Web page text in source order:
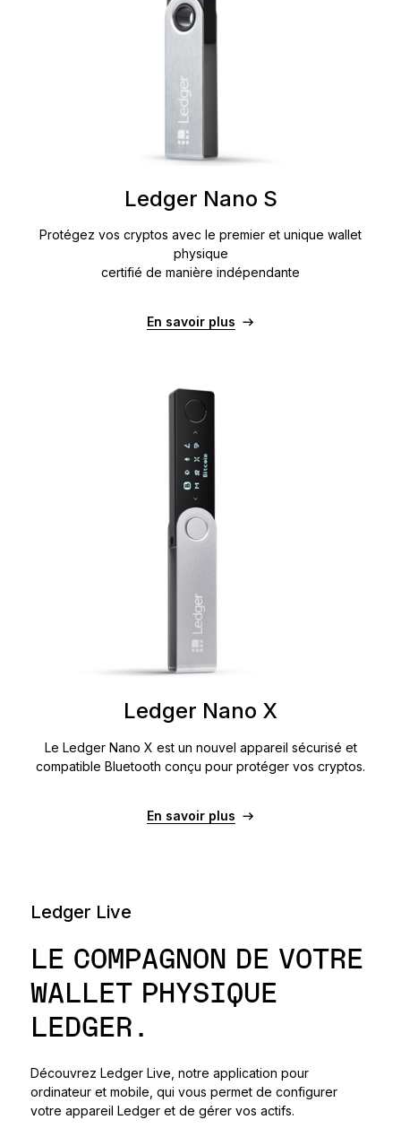
Ledger Nano S
Protégez vos cryptos avec le premier et unique wallet
physique
certifié de manière indépendante
En savoir plus
Ledger Nano X
Le Ledger Nano X est un nouvel appareil sécurisé et
compatible Bluetooth conçu pour protéger vos cryptos.
En savoir plus
Ledger Live
LE COMPAGNON DE VOTRE
WALLET PHYSIQUE
LEDGER.
Découvrez Ledger Live, notre application pour
ordinateur et mobile, qui vous permet de configurer
votre appareil Ledger et de gérer vos actifs.